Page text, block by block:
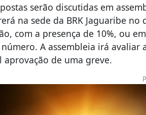
serão discutidas em
na sede da BRK Jaguaribe
com a presença de 10%, ou
A assembleia irá avaliar
aprovação de uma greve.